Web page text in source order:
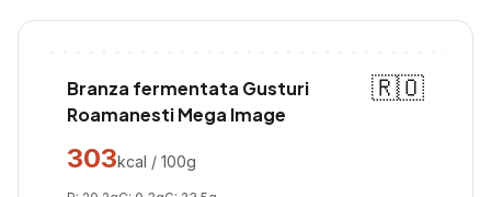
Branza fermentata Gusturi
Roamanesti Mega Image
🇷🇴
303kcal / 100g